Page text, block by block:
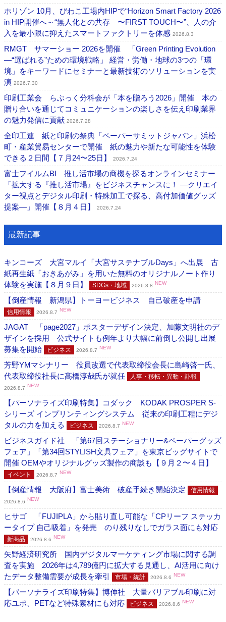
ホリゾン 10月、びわこ工場内HIPで“Horizon Smart Factory 2026
in HIP開催へ～“無人化との共存 〜FIRST TOUCH〜”、人の介
入を最小限に抑えたスマートファクトリーを体感 2026.8.3
RMGT サマーショー 2026を開催 「Green Printing Evolution
―“選ばれる”ための環境戦略」 経営・労働・地球の3つの「環
境」をキーワードにセミナーと最新技術のソリューションを実
演 2026.7.30
印刷工業会 らぶっく分科会が「本を贈ろう2026」開催 本の
贈り合いを通じてコミュニケーションの楽しさを伝え印刷業界
の魅力発信に貢献 2026.7.28
全印工連 紙と印刷の祭典「ペーパーサミットジャパン」浜松
町・産業貿易センターで開催 紙の魅力や新たな可能性を体験
できる２日間【７月24〜25日】
2026.7.24
富士フイルムBI 推し活市場の商機を探るオンラインセミナー
「拡大する『推し活市場』をビジネスチャンスに！ ―クリエイ
ター視点とデジタル印刷・特殊加工で探る、高付加価値グッズ
提案―」開催【８月４日】
2026.7.24
最新記事
キンコーズ 大宮マルイ「大宮サステナブルDays」へ出展 古
紙再生紙「おきあがみ」を用いた無料のオリジナルノート作り
体験を実施【８月９日】
SDGs・地域 2026.8.8 NEW
【倒産情報 新潟県】トーヨービジネス 自己破産を申請
信用情報 2026.8.7 NEW
JAGAT 「page2027」ポスターデザイン決定、加藤文明社のデ
ザインを採用 公式サイトも例年より大幅に前倒し公開し出展
募集を開始
ビジネス 2026.8.7 NEW
芳野YMマシナリー 役員改選で代表取締役会長に島崎啓一氏、
代表取締役社長に髙橋淳哉氏が就任
人事・移転・異動・訃報
2026.8.7 NEW
【パーソナライズ印刷特集】コダック KODAK PROSPER S-
シリーズ インプリンティングシステム 従来の印刷工程にデジ
タルの力を加える
ビジネス 2026.8.7 NEW
ビジネスガイド社 「第67回ステーショナリー&ペーパーグッズ
フェア」「第34回STYLISH文具フェア」を東京ビッグサイトで
開催 OEMやオリジナルグッズ製作の商談も【９月２〜４日】
イベント 2026.8.7 NEW
【倒産情報 大阪府】富士美術 破産手続き開始決定 信用情報
2026.8.6 NEW
ヒサゴ 「FUJIPLA」から貼り直し可能な「CPリーフ ステッカ
ータイプ 自己吸着」を発売 のり残りなしでガラス面にも対応
新商品 2026.8.6 NEW
矢野経済研究所 国内デジタルマーケティング市場に関する調
査を実施 2026年は4,789億円に拡大する見通し、AI活用に向け
たデータ整備需要が成長を牽引
市場・統計 2026.8.6 NEW
【パーソナライズ印刷特集】博伸社 大量バリアブル印刷に対
応ユポ、PETなど特殊素材にも対応
ビジネス 2026.8.6 NEW